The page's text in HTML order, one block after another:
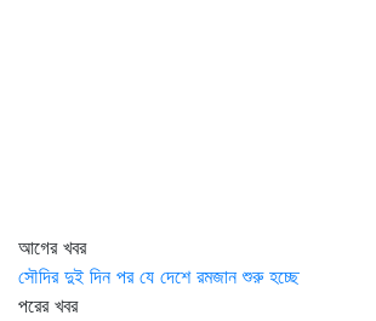
আগের খবর
সৌদির দুই দিন পর যে দেশে রমজান শুরু হচ্ছে
পরের খবর